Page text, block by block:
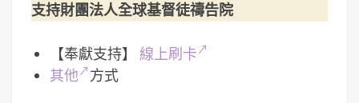
支持財團法人全球基督徒禱告院
【奉獻支持】 線上刷卡
其他
方式